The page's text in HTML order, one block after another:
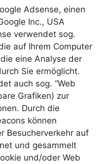
Adsense, einen
Inc., USA
verwendet sog.
auf Ihrem Computer
eine Analyse der
Sie ermöglicht.
auch sog. “Web
Grafiken) zur
Durch die
können
Besucherverkehr auf
und gesammelt
und/oder Web